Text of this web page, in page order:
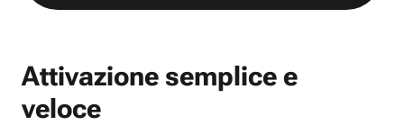
Attivazione semplice e
veloce